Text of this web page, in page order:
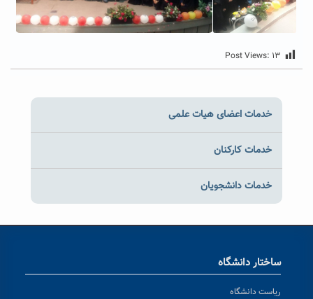
Post Views: ۱۳
خدمات اعضای هیات علمی
خدمات کارکنان
خدمات دانشجویان
ساختار دانشگاه
ریاست دانشگاه